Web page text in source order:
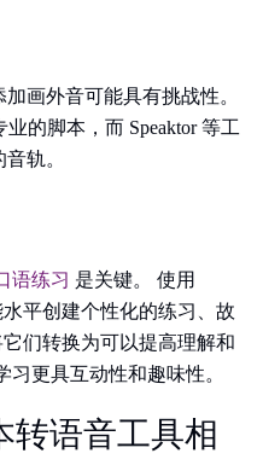
画外音可能具有挑战性。
的脚本，而 Speaktor 等工
轨。
语练习 是关键。 使用
平创建个性化的练习、故
们转换为可以提高理解和
更具互动性和趣味性。
转语音工具相